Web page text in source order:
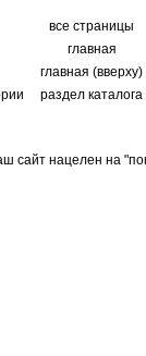
все страницы
главная
главная (вверху)
раздел каталога
сайт нацелен на